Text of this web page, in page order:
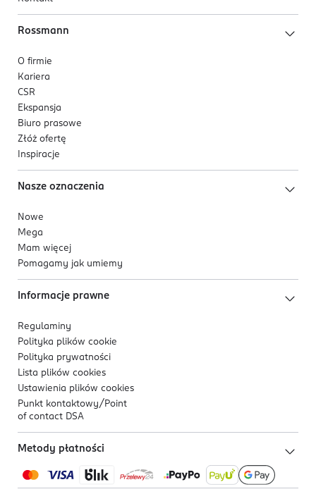
Rossmann
O firmie
Kariera
CSR
Ekspansja
Biuro prasowe
Złóż ofertę
Inspiracje
Nasze oznaczenia
Nowe
Mega
Mam więcej
Pomagamy jak umiemy
Informacje prawne
Regulaminy
Polityka plików cookie
Polityka prywatności
Lista plików cookies
Ustawienia plików cookies
Punkt kontaktowy/ Point
of contact DSA
Metody płatności